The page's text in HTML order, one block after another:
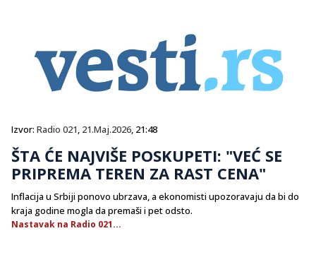
Izvor: Radio 021, 21.Maj.2026, 21:48
ŠTA ĆE NAJVIŠE POSKUPETI: "VEĆ SE
PRIPREMA TEREN ZA RAST CENA"
Inflacija u Srbiji ponovo ubrzava, a ekonomisti upozoravaju da bi do
kraja godine mogla da premaši i pet odsto.
Nastavak na Radio 021...